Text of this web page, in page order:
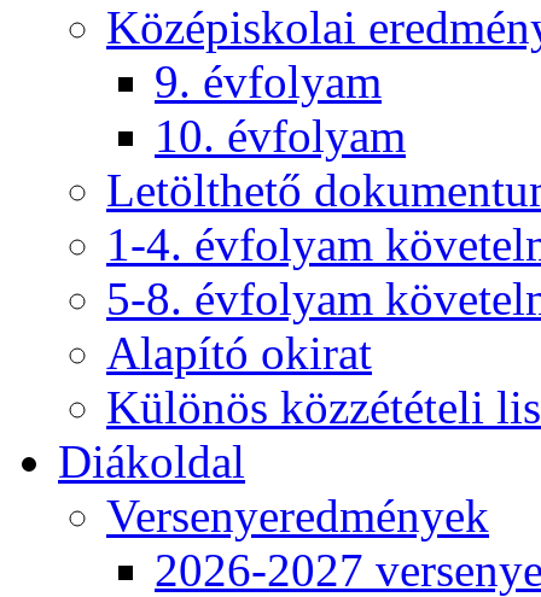
Középiskolai
9. évfolyam
10. évfolyam
Letölthető
1-4. évfolyam
5-8. évfolyam
Alapító okirat
Különös közzétételi
Diákoldal
Versenyeredmények
2026-2027